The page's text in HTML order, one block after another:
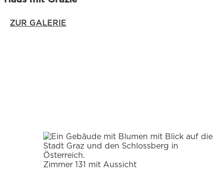
ZUR GALERIE
Zimmer 131 mit Aussicht